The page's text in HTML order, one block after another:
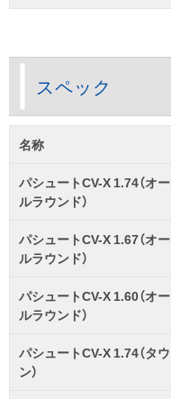
スペック
名称
パシュートCV-X 1.74（オー
ルラウンド）
パシュートCV-X 1.67（オー
ルラウンド）
パシュートCV-X 1.60（オー
ルラウンド）
パシュートCV-X 1.74（タウ
ン）